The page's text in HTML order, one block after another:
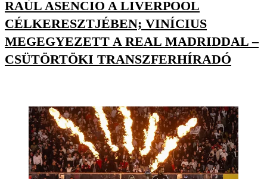
RAÚL ASENCIO A LIVERPOOL
CÉLKERESZTJÉBEN; VINÍCIUS
MEGEGYEZETT A REAL MADRIDDAL –
CSÜTÖRTÖKI TRANSZFERHÍRADÓ